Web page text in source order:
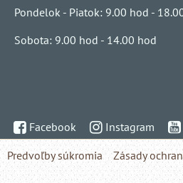
Pondelok - Piatok: 9.00 hod -
Sobota: 9.00 hod - 14.00 hod
Facebook Instagram
Predvoľby súkromia
Zásady